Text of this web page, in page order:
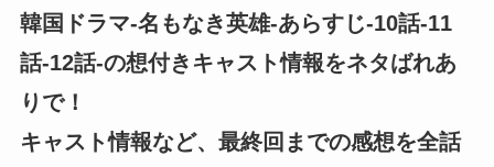
韓国ドラマ-名もなき英雄-あらすじ-10話-11
話-12話-の想付きキャスト情報をネタばれあ
りで！
キャスト情報など、最終回までの感想を全話